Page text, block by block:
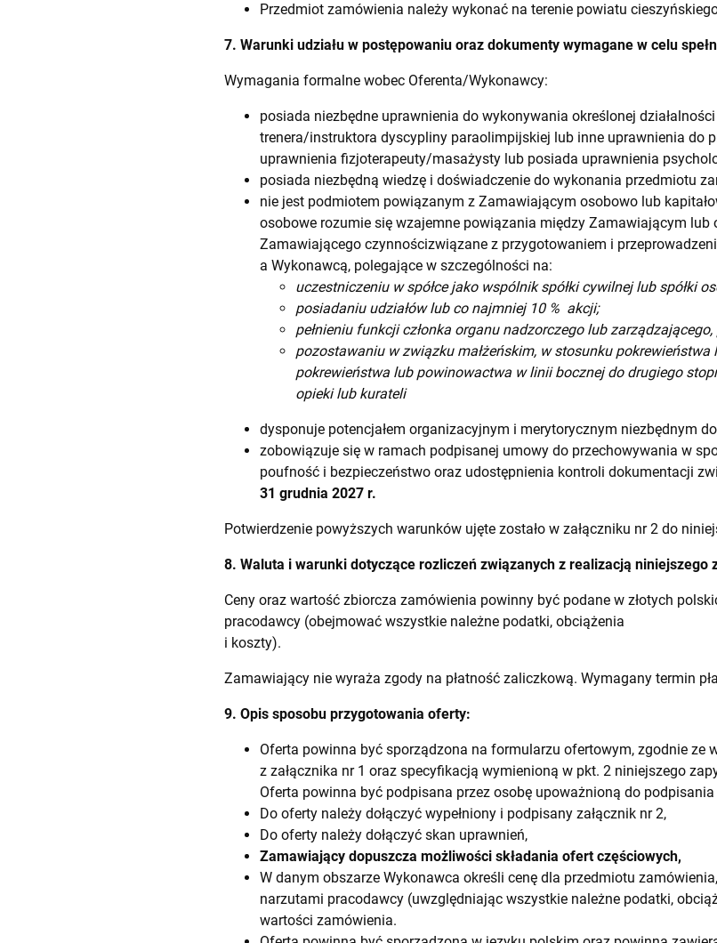
Przedmiot zamówienia należy wykonać na terenie powiatu
7. Warunki udziału w postępowaniu oraz dokumenty wymagane w celu
Wymagania formalne wobec Oferenta/Wykonawcy:
posiada niezbędne uprawnienia do wykonywania określonej
trenera/instruktora dyscypliny paraolimpijskiej lub inne uprawnienia do
uprawnienia fizjoterapeuty/masażysty lub posiada uprawnienia
posiada niezbędną wiedzę i doświadczenie do wykonania przedmiotu
nie jest podmiotem powiązanym z Zamawiającym osobowo lub
osobowe rozumie się wzajemne powiązania między Zamawiającym
Zamawiającego czynnościzwiązane z przygotowaniem i
a Wykonawcą, polegające w szczególności na:
uczestniczeniu w spółce jako wspólnik spółki cywilnej lub spółki
posiadaniu udziałów lub co najmniej 10 % akcji;
pełnieniu funkcji członka organu nadzorczego lub
pozostawaniu w związku małżeńskim, w stosunku
pokrewieństwa lub powinowactwa w linii bocznej do drugiego
opieki lub kurateli
dysponuje potencjałem organizacyjnym i merytorycznym niezbędnym
zobowiązuje się w ramach podpisanej umowy do przechowywania w
poufność i bezpieczeństwo oraz udostępnienia kontroli dokumentacji
31 grudnia 2027 r.
Potwierdzenie powyższych warunków ujęte zostało w załączniku nr 2 do
8. Waluta i warunki dotyczące rozliczeń związanych z realizacją niniejszego
Ceny oraz wartość zbiorcza zamówienia powinny być podane w złotych
pracodawcy (obejmować wszystkie należne podatki, obciążenia
i koszty).
Zamawiający nie wyraża zgody na płatność zaliczkową. Wymagany termin
9. Opis sposobu przygotowania oferty:
Oferta powinna być sporządzona na formularzu ofertowym, zgodnie ze
z załącznika nr 1 oraz specyfikacją wymienioną w pkt. 2 niniejszego
Oferta powinna być podpisana przez osobę upoważnioną do podpisania
Do oferty należy dołączyć wypełniony i podpisany załącznik nr 2,
Do oferty należy dołączyć skan uprawnień,
Zamawiający dopuszcza możliwości składania ofert częściowych,
W danym obszarze Wykonawca określi cenę dla przedmiotu
narzutami pracodawcy (uwzględniając wszystkie należne podatki,
wartości zamówienia.